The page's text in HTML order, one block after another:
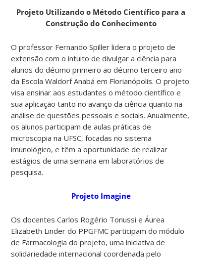
Projeto Utilizando o Método Científico para a
Construção do Conhecimento
O professor Fernando Spiller lidera o projeto de
extensão com o intuito de divulgar a ciência para
alunos do décimo primeiro ao décimo terceiro ano
da Escola Waldorf Anabá em Florianópolis. O projeto
visa ensinar aos estudantes o método científico e
sua aplicação tanto no avanço da ciência quanto na
análise de questões pessoais e sociais. Anualmente,
os alunos participam de aulas práticas de
microscopia na UFSC, focadas no sistema
imunológico, e têm a oportunidade de realizar
estágios de uma semana em laboratórios de
pesquisa.
Projeto Imagine
Os docentes Carlos Rogério Tonussi e Áurea
Elizabeth Linder do PPGFMC participam do módulo
de Farmacologia do projeto, uma iniciativa de
solidariedade internacional coordenada pelo